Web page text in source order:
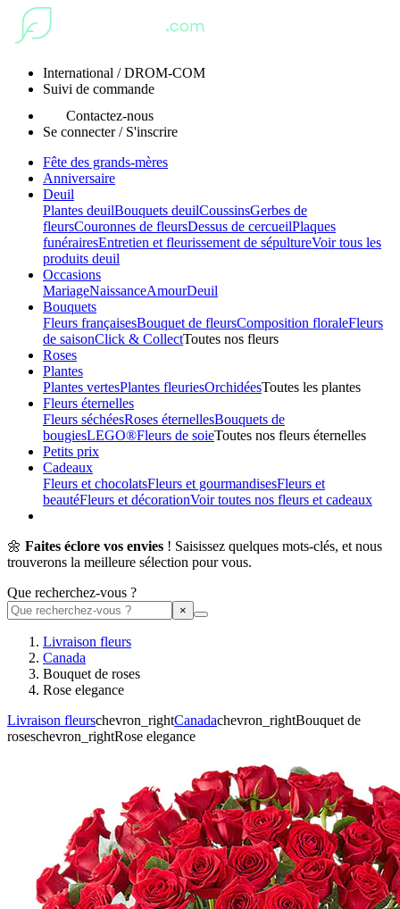
International / DROM-COM
Suivi de commande
Contactez-nous
Se connecter / S'inscrire
Fête des grands-mères
Anniversaire
Deuil
Plantes deuilBouquets deuilCoussinsGerbes de
fleursCouronnes de fleursDessus de cercueilPlaques
funérairesEntretien et fleurissement de sépultureVoir tous les
produits deuil
Occasions
MariageNaissanceAmourDeuil
Bouquets
Fleurs françaisesBouquet de fleursComposition floraleFleurs
de saisonClick & CollectToutes nos fleurs
Roses
Plantes
Plantes vertesPlantes fleuriesOrchidéesToutes les plantes
Fleurs éternelles
Fleurs séchéesRoses éternellesBouquets de
bougiesLEGO®Fleurs de soieToutes nos fleurs éternelles
Petits prix
Cadeaux
Fleurs et chocolatsFleurs et gourmandisesFleurs et
beautéFleurs et décorationVoir toutes nos fleurs et cadeaux
🌼 Faites éclore vos envies ! Saisissez quelques mots-clés, et nous
trouverons la meilleure sélection pour vous.
Que recherchez-vous ?
Livraison fleurs
Canada
Bouquet de roses
Rose elegance
Livraison fleurschevron_rightCanadachevron_rightBouquet de
roseschevron_rightRose elegance